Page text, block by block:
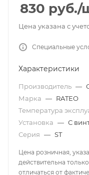
830 руб./
Цена указана с
Специальные
Характеристики
Производитель —
Марка — RATEO
Температура
Установка — С
Серия — ST
Цена розничная,
действительна
отличаться от